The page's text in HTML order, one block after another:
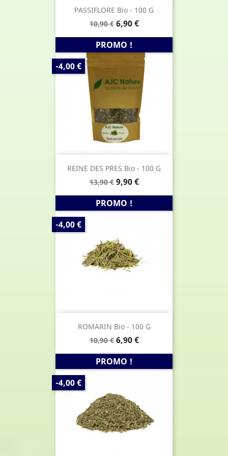
PASSIFLORE Bio - 100 G
Prix
base
10,90 € Prix
6,90 €
REINE DES PRES Bio - 100 G
Prix
base
13,90 € Prix
9,90 €
PROMO !
PRIX
DE
-4,00 €
ROMARIN Bio - 100 G
Prix
base
10,90 € Prix
6,90 €
PROMO !
PRIX
DE
-4,00 €
PROMO !
PRIX
DE
-4,00 €